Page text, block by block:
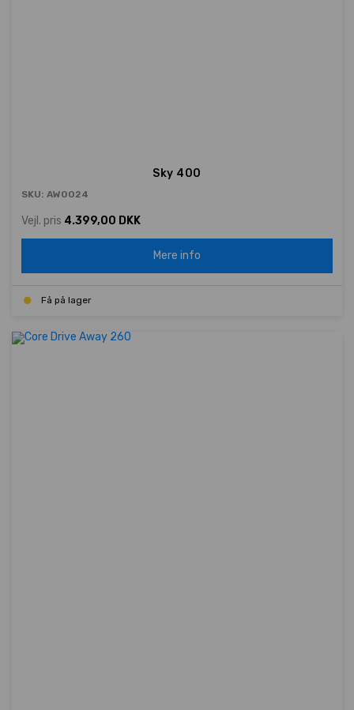
Sky 400
SKU: AW0024
Vejl. pris 4.399,00 DKK
Mere info
Få på lager